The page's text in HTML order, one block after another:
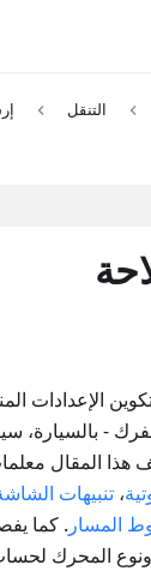
التنقل
الإعدادات
- بالسيارة،
هذا المقال
، تنبيهات
المسار . كما
المحرك